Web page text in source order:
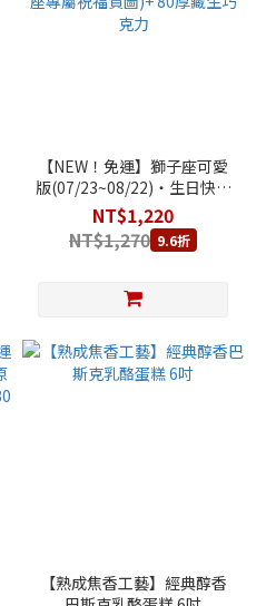
【NEW！免運】獅子座可愛
版(07/23~08/22)‧生日快樂
乳酪蛋糕 (純粹原味乳酪蛋糕
+獅子座專屬祝福賀圖)+ 80
厚藏生巧克力
NT$1,220
NT$1,270 9.6折
【熟成焦香工藝】經典醇香